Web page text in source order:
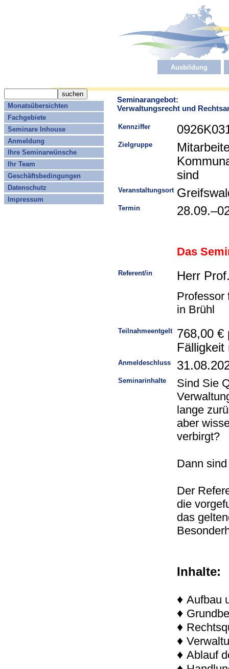
Ausbildung
Monatsübersichten
Fachgebiete
Seminare Inhouse
Anmeldung
Ihre Seminarwünsche
Ihr Team
Geschäftsbedingungen
Datenschutz
Impressum
Seminarangebot:
Verwaltungsrecht und
Kennziffer
Zielgruppe
sind
Veranstaltungsort
Termin
Das
Referent/in Herr
Professor
in Brühl
Teilnahmeentgelt
768,00 €
Fälligkeit
Anmeldeschluss
Seminarinhalte
Sind Sie
lange
aber
verbirgt?
Dann
Der
die
das
Inhalte:
♦ Aufbau
♦
♦
♦
♦ Ablauf